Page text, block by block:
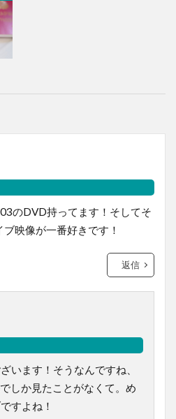
のDVD持ってます！そしてそ
映像が一番好きです！
返信
います！そうなんですね、
しか見たことがなくて。め
すよね！